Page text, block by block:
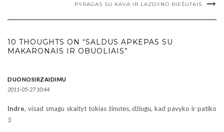
PYRAGAS SU KAVA IR LAZDYNO RIEŠUTAIS
10 THOUGHTS ON “SALDUS APKEPAS SU
MAKARONAIS IR OBUOLIAIS”
DUONOSIRZAIDIMU
2011-05-27 10:44
Indre, visad smagu skaityt tokias žinutes, džiugu, kad pavyko ir patiko
:)